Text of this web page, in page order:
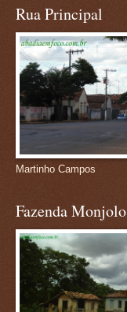
Rua Principal
Martinho Campos
Fazenda Monjolo